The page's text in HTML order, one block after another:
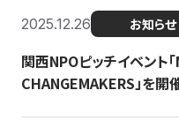
2025.12.26 お知らせ
関西NPOピッチイベント
CHANGEMAKERS」を開